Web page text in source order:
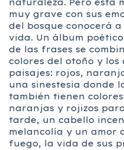
naturaleza. Pero esta
muy grave con sus
del bosque conocerá
vida. Un álbum
de las frases se
colores del otoño y los
paisajes: rojos,
una sinestesia donde
también tienen
naranjas y rojizos
tarde, un cabello
melancolía y un amor
fuego, la vida de sus